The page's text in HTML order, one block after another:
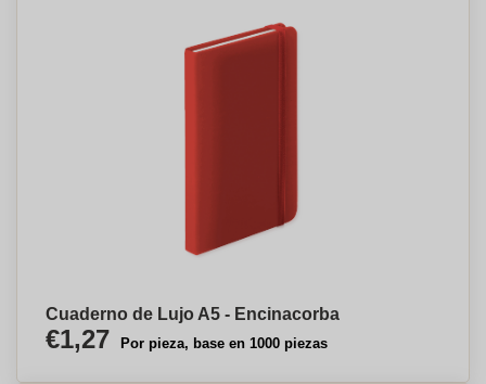
Cuaderno de Lujo A5 - Encinacorba
€1,27 Por pieza, base en 1000 piezas